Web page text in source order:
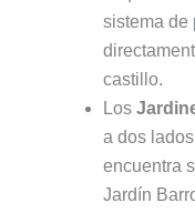
sistema de
castillo.
Los
a dos
encuentra
Jardín